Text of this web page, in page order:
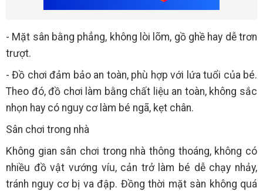
- Mặt sân bằng phẳng, không lòi lõm, gồ ghề hay dễ trơn
trượt.
- Đồ chơi đảm bảo an toàn, phù hợp với lứa tuổi của bé.
Theo đó, đồ chơi làm bằng chất liệu an toàn, không sắc
nhọn hay có nguy cơ làm bé ngã, kẹt chân.
Sân chơi trong nhà
Không gian sân chơi trong nhà thông thoáng, không có
nhiều đồ vật vướng víu, cản trở làm bé dễ chạy nhảy,
tránh nguy cơ bị va đập. Đồng thời mặt sàn không quá